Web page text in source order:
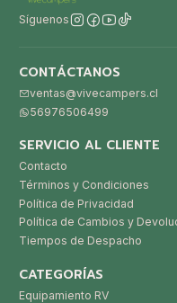
Síguenos
CONTÁCTANOS
ventas@vivecampers.cl
56976506499
SERVICIO AL CLIENTE
Contacto
Términos y Condiciones
Política de Privacidad
Política de Cambios y
Tiempos de Despacho
CATEGORÍAS
Equipamiento RV